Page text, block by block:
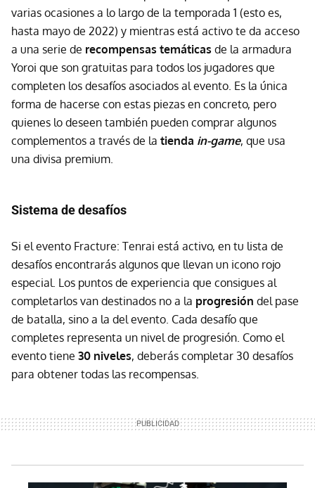
varias ocasiones a lo largo de la temporada 1 (esto es,
hasta mayo de 2022) y mientras está activo te da acceso
a una serie de recompensas temáticas de la armadura
Yoroi que son gratuitas para todos los jugadores que
completen los desafíos asociados al evento. Es la única
forma de hacerse con estas piezas en concreto, pero
quienes lo deseen también pueden comprar algunos
complementos a través de la tienda in-game, que usa
una divisa premium.
Sistema de desafíos
Si el evento Fracture: Tenrai está activo, en tu lista de
desafíos encontrarás algunos que llevan un icono rojo
especial. Los puntos de experiencia que consigues al
completarlos van destinados no a la progresión del pase
de batalla, sino a la del evento. Cada desafío que
completes representa un nivel de progresión. Como el
evento tiene 30 niveles, deberás completar 30 desafíos
para obtener todas las recompensas.